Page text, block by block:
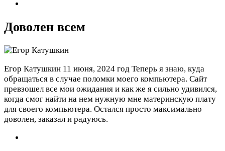
Доволен всем
Егор Катушкин 11 июня, 2024 год Теперь я знаю, куда
обращаться в случае поломки моего компьютера. Сайт
превзошел все мои ожидания и как же я сильно удивился,
когда смог найти на нем нужную мне материнскую плату
для своего компьютера. Остался просто максимально
доволен, заказал и радуюсь.